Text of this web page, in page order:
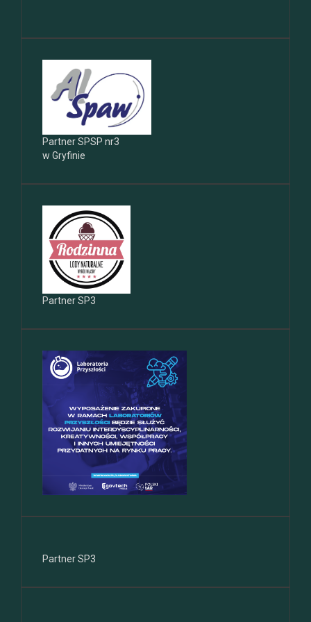
Partner SPSP nr3
w Gryfinie
Partner SP3
Partner SP3